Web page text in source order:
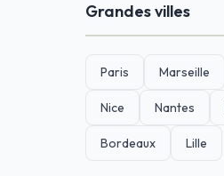
Grandes villes
Paris Marseille
Nice Nantes
Bordeaux Lille